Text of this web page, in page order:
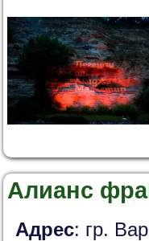
Алианс
Адрес: гр.